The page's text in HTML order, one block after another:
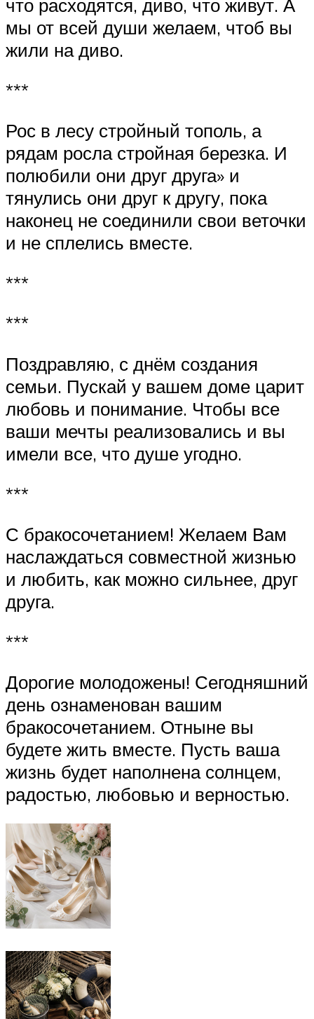
что расходятся, диво, что живут. А
мы от всей души желаем, чтоб вы
жили на диво.
***
Рос в лесу стройный тополь, а
рядам росла стройная березка. И
полюбили они друг друга» и
тянулись они друг к другу, пока
наконец не соединили свои веточки
и не сплелись вместе.
***
***
Поздравляю, с днём создания
семьи. Пускай у вашем доме царит
любовь и понимание. Чтобы все
ваши мечты реализовались и вы
имели все, что душе угодно.
***
С бракосочетанием! Желаем Вам
наслаждаться совместной жизнью
и любить, как можно сильнее, друг
друга.
***
Дорогие молодожены! Сегодняшний
день ознаменован вашим
бракосочетанием. Отныне вы
будете жить вместе. Пусть ваша
жизнь будет наполнена солнцем,
радостью, любовью и верностью.